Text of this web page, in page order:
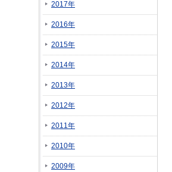
2017年
2016年
2015年
2014年
2013年
2012年
2011年
2010年
2009年